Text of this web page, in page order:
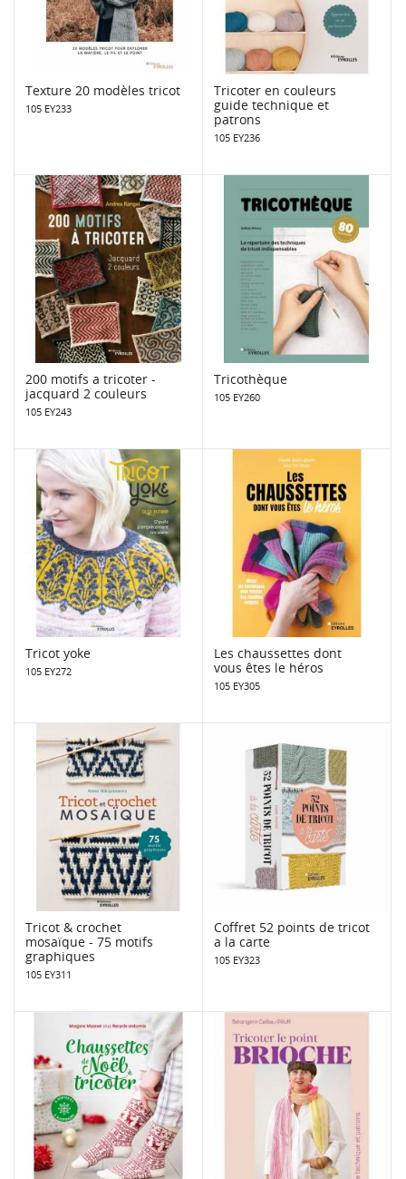
Texture 20 modèles tricot
105 EY233
Tricoter en couleurs
guide technique et
patrons
105 EY236
200 motifs a tricoter -
jacquard 2 couleurs
105 EY243
Tricothèque
105 EY260
Tricot yoke
105 EY272
Les chaussettes dont
vous êtes le héros
105 EY305
Tricot & crochet
mosaïque - 75 motifs
graphiques
105 EY311
Coffret 52 points de tricot
a la carte
105 EY323